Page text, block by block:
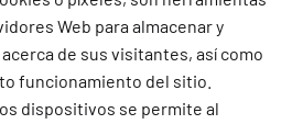
Web para almacenar y
de sus visitantes, así como
funcionamiento del sitio.
dispositivos se permite al